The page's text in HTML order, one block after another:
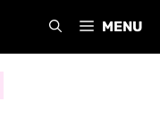
MENU